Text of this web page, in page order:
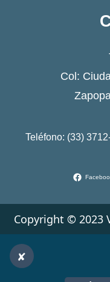
Col:
Teléfono: (33)
Copyright © 2023